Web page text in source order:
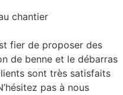
chantier
fier de proposer des
de benne et le débarras
sont très satisfaits
pas à nous